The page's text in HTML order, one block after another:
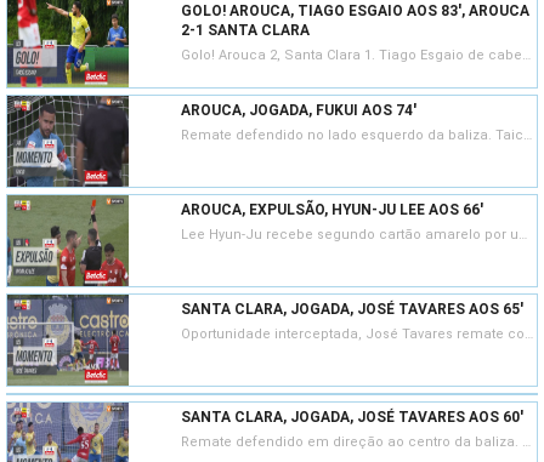
GOLO! AROUCA, TIAGO ESGAIO AOS 83', AROUCA
2-1 SANTA CLARA
Golo! Arouca 2, Santa Clara 1. Tiago Esgaio de cabeça no coração da área resultante do canto.
AROUCA, JOGADA, FUKUI AOS 74'
Remate defendido no lado esquerdo da baliza. Taichi Fukui remate com o pé direito de fora da área. Assistência de Espen van Ee.
AROUCA, EXPULSÃO, HYUN-JU LEE AOS 66'
Lee Hyun-Ju recebe segundo cartão amarelo por uma entrada perigosa.
SANTA CLARA, JOGADA, JOSÉ TAVARES AOS 65'
Oportunidade interceptada, José Tavares remate com o pé direito no coração da área. Assistência de Welinton Torrão.
SANTA CLARA, JOGADA, JOSÉ TAVARES AOS 60'
Remate defendido em direção ao centro da baliza. José Tavares remate com o pé esquerdo no coração da área.